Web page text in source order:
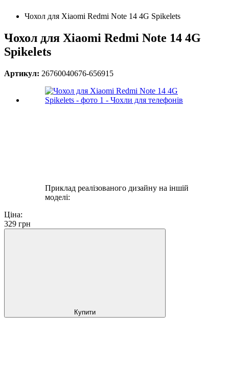
Чохол для Xiaomi Redmi Note 14 4G Spikelets
Чохол для Xiaomi Redmi Note 14 4G
Spikelets
Артикул: 26760040676-656915
Приклад реалізованого дизайну на іншій
моделі:
Ціна:
329 грн
Купити